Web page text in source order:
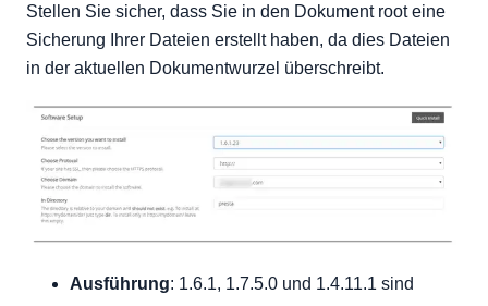
Stellen Sie sicher, dass Sie in den Dokument root eine
Sicherung Ihrer Dateien erstellt haben, da dies Dateien
in der aktuellen Dokumentwurzel überschreibt.
Ausführung: 1.6.1, 1.7.5.0 und 1.4.11.1 sind